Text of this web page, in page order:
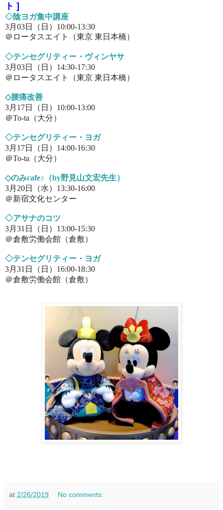
ト ]
◇陰ヨガ集中講座
3月03日（日）10:00-13:30
＠ロータスエイト（東京 東日本橋）
◇テンセグリティー・ヴィンヤサ
3月03日（日）14:30-17:30
＠ロータスエイト（東京 東日本橋）
◇腰痛改善
3月17日（日）10:00-13:00
＠To-ta （大分）
◇テンセグリティー・ヨガ
3月17日（日）14:00-16:30
＠To-ta （大分）
◇のみcafe♪（by野見山文宏先生）
3月20日（水）13:30-16:00
＠新宿文化センター
◇アサナのコツ
3月31日（日）13:00-15:30
＠倉敷労働会館（倉敷）
◇テンセグリティー・ヨガ
3月31日（日）16:00-18:30
＠倉敷労働会館（倉敷）
at 2/26/2019 No comments: